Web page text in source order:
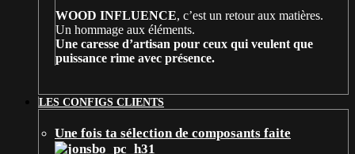
WOOD INFLUENCE, c’est un retour aux matières.
Un hommage aux éléments.
Une caresse d’artisan pour ceux qui veulent que
puissance rime avec présence.
LES CONFIGS CLIENTS
Une fois ta sélection de composants faite